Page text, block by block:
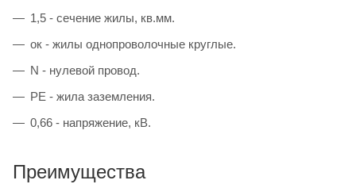
1,5 - сечение жилы, кв.мм.
ок - жилы однопроволочные круглые.
N - нулевой провод.
PE - жила заземления.
0,66 - напряжение, кВ.
Преимущества